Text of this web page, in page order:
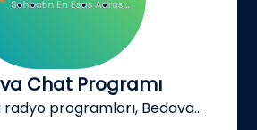
Chat Programı
radyo programları, Bedava...